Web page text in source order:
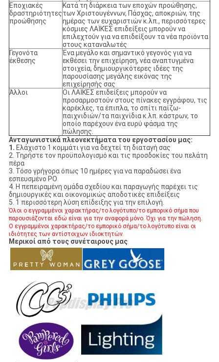
Εποχιακές
δραστηριότητες
προώθησης
Κατά τη διάρκεια των εποχών προώθησης,
των Χριστουγέννων, Πάσχας, αποκριών, της
ημέρας των ευχαριστιών κ.λπ., περισσότερες
κόσμιες ΛΑΪΚΈΣ επιδείξεις μπορούν να
επιλεχτούν για να επιδείξουν τα νέα προϊόντα
στους καταναλωτές
Γεγονότα
έκθεσης
Ένα μεγάλο και σημαντικό γεγονός για να
εκθέσει την επιχείρηση, νέα αναπτυγμένα
στοιχεία, δημιουργικότερες ιδέες της
παρουσίασης μεγάλης εικόνας της
επιχείρησής σας
Άλλοι
Οι ΛΑΪΚΕΣ επιδείξεις μπορούν να
προσαρμοστούν στους πίνακες εγγράφου, τις
καρέκλες, τα έπιπλα, το σπίτι παίζω-
παιχνιδιών/τα παιχνίδια κ.λπ. κάστρων, το
οποίο παρέχουν ένα ευρύ φάσμα της
πώλησης.
Ανταγωνιστικά πλεονεκτήματα του εργοστασίου μας:
1. Ελάχιστο 1 κομμάτι για να δεχτεί τη διαταγή σας
2. Τηρήστε τον προϋπολογισμό και τις προσδοκίες του πελάτη
πέρα
3. Τόσο γρήγορα όπως 10 ημέρες για να παραδώσει ένα
εσπευσμένο PO
4. Η πεπειραμένη ομάδα σχεδίου και παραγωγής παρέχει τις
δημιουργικές και οικονομικώς αποδοτικές επιδείξεις
5. 1 περισσότερη λύση επίδειξης για την επιλογή.
Όλοι ο εγγραμμένοι χαρακτήρας/το λογότυπο/το εμπορικό σήμα που
παρουσιάζονται εδώ είναι για την αναφορά μόνο. Όχι για την πώληση.
Ο εγγραμμένοι χαρακτήρας/το εμπορικό σήμα/το λογότυπο είναι οι
ιδιότητες των αντίστοιχων ιδιοκτητών.
Μερικοί από τους συνέταιρους μας